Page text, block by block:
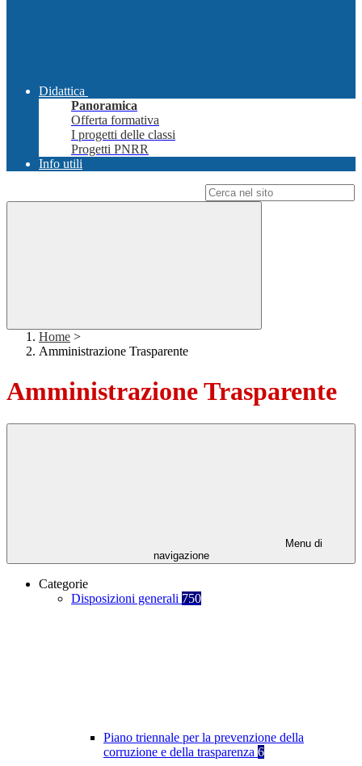
Didattica
Panoramica
Offerta formativa
I progetti delle classi
Progetti PNRR
Info utili
Home >
Amministrazione Trasparente
Amministrazione Trasparente
Menu di
navigazione
Categorie
Disposizioni generali 750
Piano triennale per la prevenzione della
corruzione e della trasparenza 6